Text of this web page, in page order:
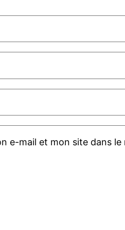
e-mail et mon site dans